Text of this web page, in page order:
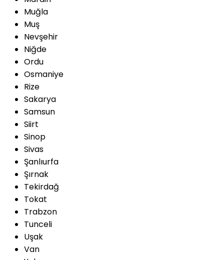
Muğla
Muş
Nevşehir
Niğde
Ordu
Osmaniye
Rize
Sakarya
Samsun
Siirt
Sinop
Sivas
Şanlıurfa
Şırnak
Tekirdağ
Tokat
Trabzon
Tunceli
Uşak
Van